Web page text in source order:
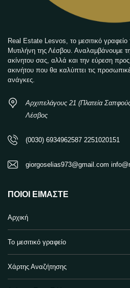
Real Estate Lesvos, το μεσιτικό
Μυτιλήνη της Λέσβου. Αναλαμβάνουμε
ακίνητου σας, αλλά και την εύρεση
ακινήτου που θα καλύπτει τις
ανάγκες.
Αρχιπελάγους 21 (Πλατεία
Λέσβος
(0030) 6934962587 2251020151
giorgoselias973@gmail.com
ΠΟΙΟΙ ΕΊΜΑΣΤΕ
Αρχική
Το μεσιτικό γραφείο
Χάρτης Αναζήτησης